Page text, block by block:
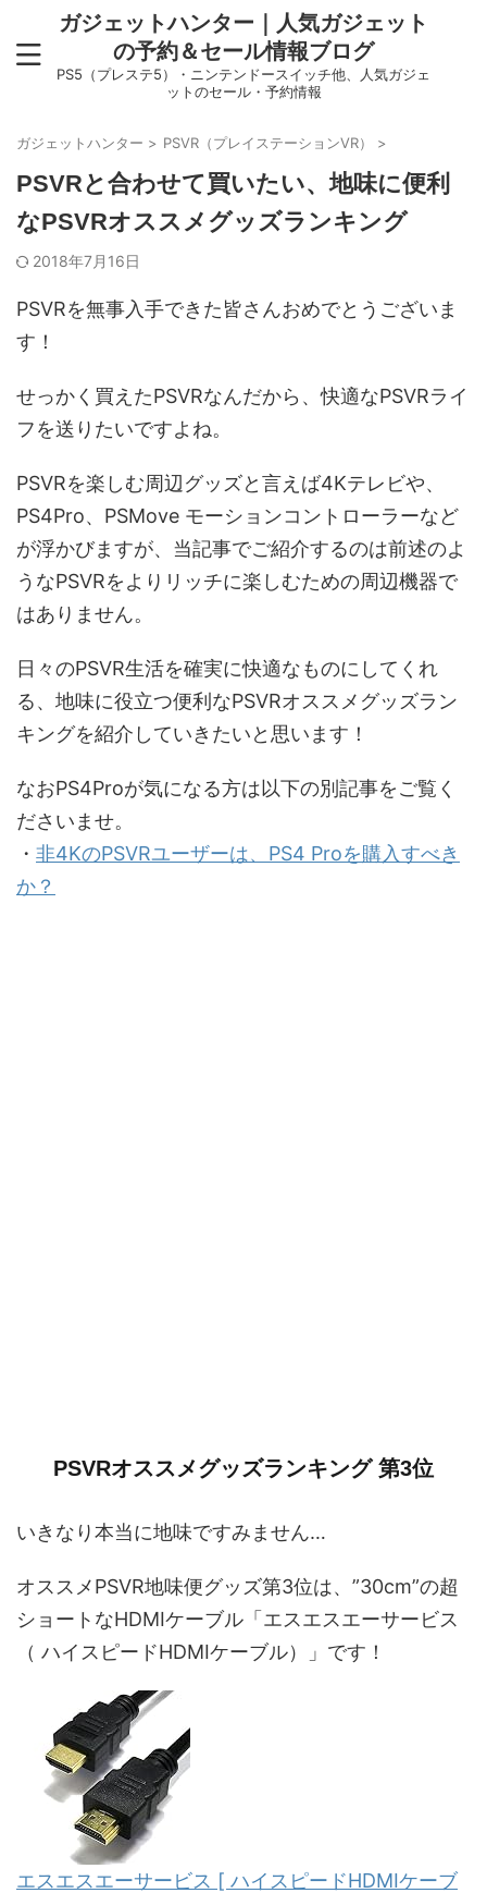
ガジェットハンター｜人気ガジェット
の予約＆セール情報ブログ
PS5（プレステ5）・ニンテンドースイッチ他、人気ガジェ
ットのセール・予約情報
ガジェットハンター > PSVR（プレイステーションVR） >
PSVRと合わせて買いたい、地味に便利
なPSVRオススメグッズランキング
2018年7月16日
PSVRを無事入手できた皆さんおめでとうございま
す！
せっかく買えたPSVRなんだから、快適なPSVRライ
フを送りたいですよね。
PSVRを楽しむ周辺グッズと言えば4Kテレビや、
PS4Pro、PSMove モーションコントローラーなど
が浮かびますが、当記事でご紹介するのは前述のよ
うなPSVRをよりリッチに楽しむための周辺機器で
はありません。
日々のPSVR生活を確実に快適なものにしてくれ
る、地味に役立つ便利なPSVRオススメグッズラン
キングを紹介していきたいと思います！
なおPS4Proが気になる方は以下の別記事をご覧く
ださいませ。
・ 非4KのPSVRユーザーは、PS4 Proを購入すべき
か？
PSVRオススメグッズランキング 第3位
いきなり本当に地味ですみません…
オススメPSVR地味便グッズ第3位は、”30cm”の超
ショートなHDMIケーブル「エスエスエーサービス
（ ハイスピードHDMIケーブル）」です！
エスエスエーサービス [ ハイスピードHDMIケーブ